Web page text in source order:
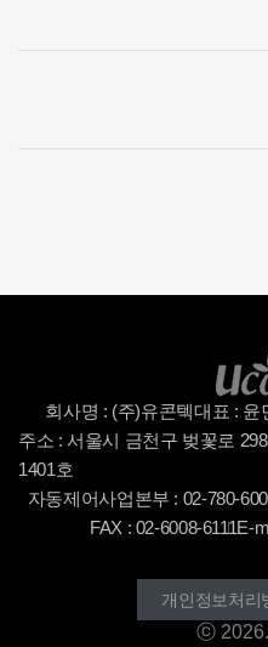
회사명 : (주)유콘텍대표 : 윤
주소 : 서울시 금천구 벚꽃로
1401호
자동제어사업본부 : 02-780-
FAX : 02-6008-6111E-
개인정보처리
ⓒ